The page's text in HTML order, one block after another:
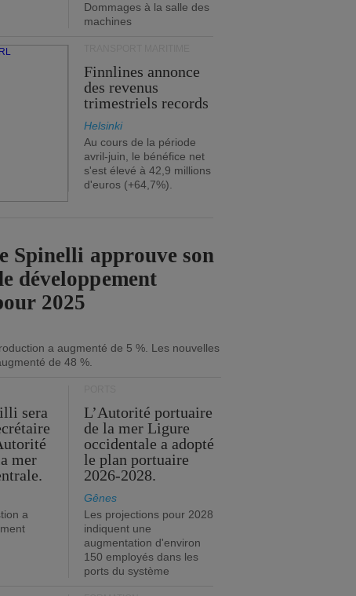
Dommages à la salle des
machines
Finnlines annonce
des revenus
trimestriels records
Helsinki
Au cours de la période
avril-juin, le bénéfice net
s'est élevé à 42,9 millions
d'euros (+64,7%).
Spinelli approuve son
développement
2025
a augmenté de 5 %. Les nouvelles
de 48 %.
sera
mer
a
L’Autorité portuaire
de la mer Ligure
occidentale a adopté
le plan portuaire
2026-2028.
Gênes
Les projections pour 2028
indiquent une
augmentation d'environ
150 employés dans les
ports du système